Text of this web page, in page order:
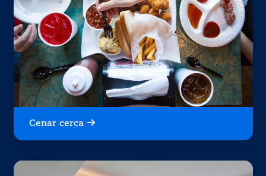
Cenar cerca